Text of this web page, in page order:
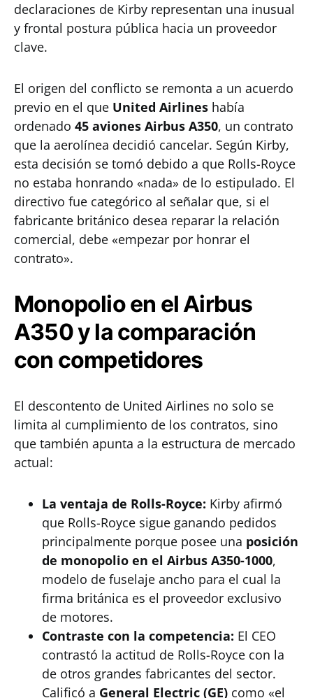
declaraciones de Kirby representan una inusual
y frontal postura pública hacia un proveedor
clave.
El origen del conflicto se remonta a un acuerdo
previo en el que United Airlines había
ordenado 45 aviones Airbus A350, un contrato
que la aerolínea decidió cancelar. Según Kirby,
esta decisión se tomó debido a que Rolls-Royce
no estaba honrando «nada» de lo estipulado. El
directivo fue categórico al señalar que, si el
fabricante británico desea reparar la relación
comercial, debe «empezar por honrar el
contrato».
Monopolio en el Airbus
A350 y la comparación
con competidores
El descontento de United Airlines no solo se
limita al cumplimiento de los contratos, sino
que también apunta a la estructura de mercado
actual:
La ventaja de Rolls-Royce: Kirby afirmó
que Rolls-Royce sigue ganando pedidos
principalmente porque posee una posición
de monopolio en el Airbus A350-1000,
modelo de fuselaje ancho para el cual la
firma británica es el proveedor exclusivo
de motores.
Contraste con la competencia: El CEO
contrastó la actitud de Rolls-Royce con la
de otros grandes fabricantes del sector.
Calificó a General Electric (GE) como «el